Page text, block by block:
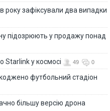
року зафіксували два випадки
підозрюють у продажу понад
Starlink у космосі 49 0
футбольний стадіон
більшу версію дрона